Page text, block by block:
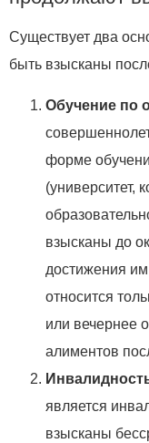
Существует два
быть взысканы
Обучение по
форме
(университет,
взысканы до
достижения им
относится
или вечернее
алиментов
является
взысканы